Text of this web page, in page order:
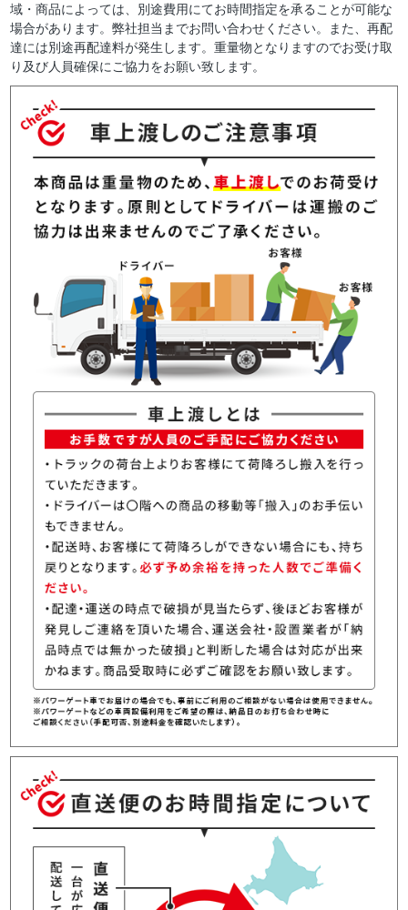
域・商品によっては、別途費用にてお時間指定を承ることが可能な
場合があります。弊社担当までお問い合わせください。また、再配
達には別途再配達料が発生します。重量物となりますのでお受け取
り及び人員確保にご協力をお願い致します。